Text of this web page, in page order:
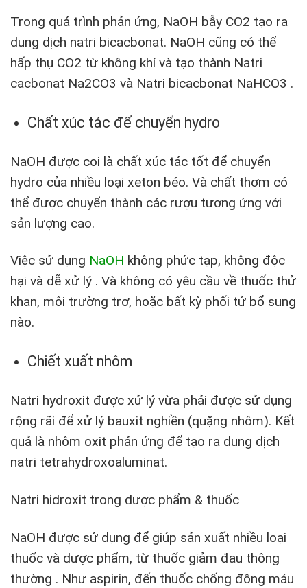
Trong quá trình phản ứng, NaOH bẫy CO2 tạo ra
dung dịch natri bicacbonat. NaOH cũng có thể
hấp thụ CO2 từ không khí và tạo thành Natri
cacbonat Na2CO3 và Natri bicacbonat NaHCO3 .
Chất xúc tác để chuyển hydro
NaOH được coi là chất xúc tác tốt để chuyển
hydro của nhiều loại xeton béo. Và chất thơm có
thể được chuyển thành các rượu tương ứng với
sản lượng cao.
Việc sử dụng NaOH không phức tạp, không độc
hại và dễ xử lý . Và không có yêu cầu về thuốc thử
khan, môi trường trơ, hoặc bất kỳ phối tử bổ sung
nào.
Chiết xuất nhôm
Natri hydroxit được xử lý vừa phải được sử dụng
rộng rãi để xử lý bauxit nghiền (quặng nhôm). Kết
quả là nhôm oxit phản ứng để tạo ra dung dịch
natri tetrahydroxoaluminat.
Natri hidroxit trong dược phẩm & thuốc
NaOH được sử dụng để giúp sản xuất nhiều loại
thuốc và dược phẩm, từ thuốc giảm đau thông
thường . Như aspirin, đến thuốc chống đông máu